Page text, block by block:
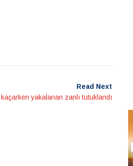
Read Next
yakalanan zanlı tutuklandı